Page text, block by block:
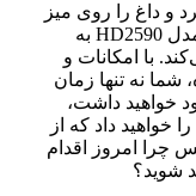
و داغ را روی میز
صبحانه داشته باشید. توستر فیلیپس مدل HD2590 به
با امکانات و
شما نه تنها زمان
خواهید داشت،
خواهید داد که از
چرا امروز اقدام
شوید؟